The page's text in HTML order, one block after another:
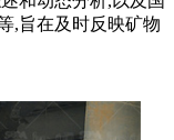
,旨在及时反映矿物